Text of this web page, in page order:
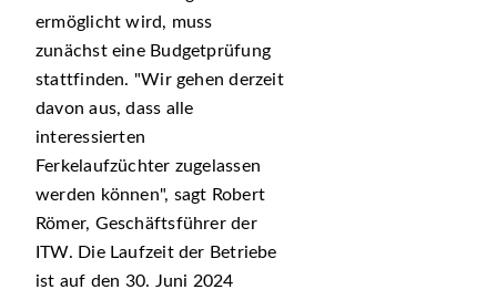
ermöglicht wird, muss
zunächst eine Budgetprüfung
stattfinden.
Wir gehen derzeit
davon aus, dass alle
interessierten
Ferkelaufzüchter zugelassen
werden können , sagt Robert
Römer, Geschäftsführer der
ITW. Die Laufzeit der Betriebe
ist auf den 30. Juni 2024